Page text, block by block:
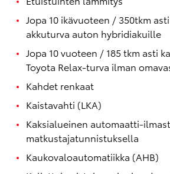
Jopa 10 ikävuoteen / 350tkm
akkuturva auton hybridiakuille
Jopa 10 vuoteen / 185 tkm asti
Toyota Relax-turva ilman
Kahdet renkaat
Kaistavahti (LKA)
Kaksialueinen automaatti-
matkustajatunnistuksella
Kaukovaloautomatiikka (AHB)